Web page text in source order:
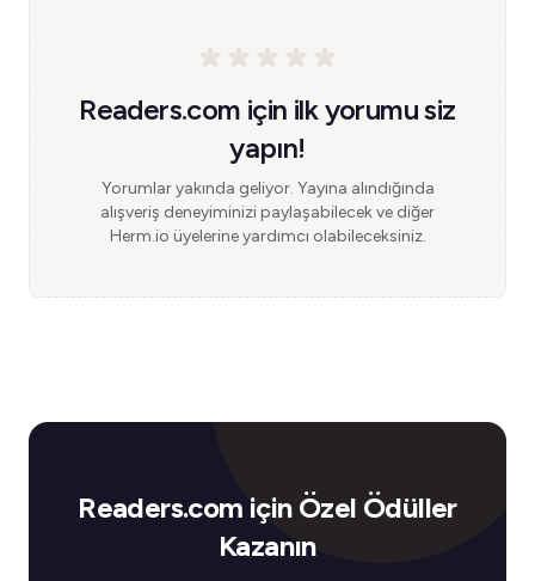
Readers.com için ilk yorumu siz
yapın!
Yorumlar yakında geliyor. Yayına alındığında
alışveriş deneyiminizi paylaşabilecek ve diğer
Herm.io üyelerine yardımcı olabileceksiniz.
Readers.com için Özel Ödüller
Kazanın